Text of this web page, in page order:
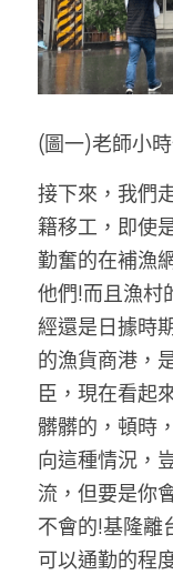
(圖一)老師小
接下來，我們
籍移工，即使
勤奮的在補漁
他們!而且漁村
經還是日據時
的漁貨商港，
臣，現在看起
髒髒的，頓時
向這種情況，
流，但要是你
不會的!基隆離
可以通勤的程